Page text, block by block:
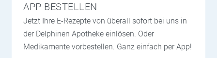
APP BESTELLEN
Jetzt Ihre E-Rezepte von überall sofort bei uns in
der Delphinen Apotheke einlösen. Oder
Medikamente vorbestellen. Ganz einfach per App!